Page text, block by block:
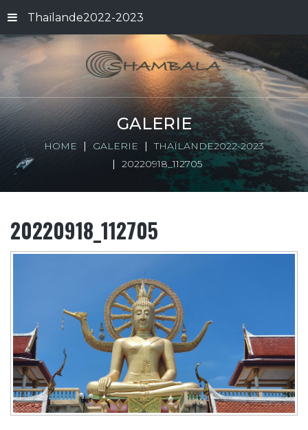
Thaïlande2022-2023
GALERIE
HOME GALERIE
THAÏLANDE2022-2023
20220918_112705
20220918_112705